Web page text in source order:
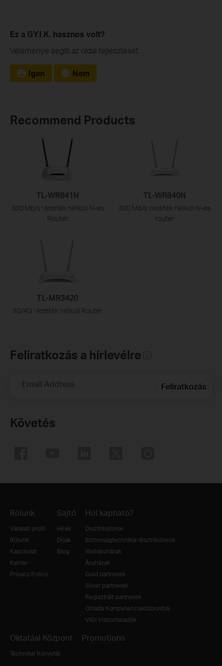
Ez a GY.I.K. hasznos volt?
Véleménye segíti az oldal fejlesztését
Igen Nem
Recommend Products
TL-WR841N
300 Mb/s Vezeték nélküli N-es
Router
TL-WR840N
300 Mb/s vezeték nélküli N-es
router
TL-MR3420
3G/4G Vezeték nélküli Router
Feliratkozás a hírlevélre
Email Address Feliratkozás
Követés
Rólunk
Vállalati profil
Rólunk
Kapcsolat
Karrier
Privacy Policy
Sajtó
Hírek
Díjak
Blog
Hol kapható?
Disztribútorok
Biztonságtechnikai disztribútorok
Webáruházak
Áruházak
Gold partnerek
Silver partnerek
Regisztrált partnerek
Omada Kompetenciaközpontok
VIGI Viszonteladók
Oktatási Központ
Technikai Könyvtár
Promotions